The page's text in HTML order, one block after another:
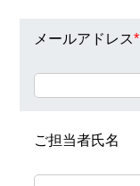
メールアドレス*
ご担当者氏名